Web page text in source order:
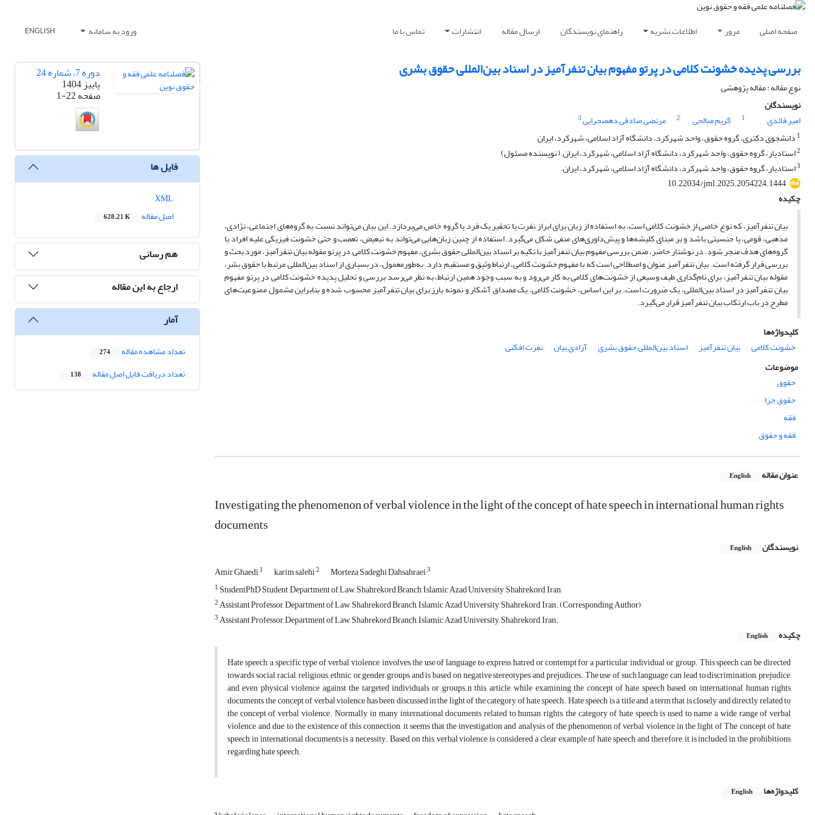
صفحه اصلی مرور اطلاعات نشریه راهنمای نویسندگان ارسال مقاله انتشارات تماس با ما ورود به سامانه ENGLISH
بررسی پدیده خشونت کلامی در پرتو مفهوم بیان تنفرآمیز در اسناد بین‌المللی حقوق بشری
نوع مقاله : مقاله پژوهشی
نویسندگان
امیر قائدی
1 کریم صالحی 2 مرتضی صادقی دهصحرایی3
1 دانشجوی دکتری، گروه حقوق، واحد شهرکرد، دانشگاه آزاد اسلامی، شهرکرد، ایران
2استادیار، گروه حقوق، واحد شهرکرد، دانشگاه آزاد اسلامی، شهرکرد، ایران.( نویسنده مسئول)
3استادیار، گروه حقوق، واحد شهرکرد، دانشگاه آزاد اسلامی، شهرکرد، ایران.
10.22034/jml.2025.2054224.1444
چکیده
بیان تنفرآمیز، که نوع خاصی از خشونت کلامی است، به استفاده از زبان برای ابراز نفرت یا تحقیر یک فرد یا گروه خاص می‌پردازد. این بیان می‌تواند نسبت به گروه‌های اجتماعی، نژادی،
مذهبی، قومی، یا جنسیتی باشد و بر مبنای کلیشه‌ها و پیش‌داوری‌های منفی شکل می‌گیرد. استفاده از چنین زبان‌هایی می‌تواند به تبعیض، تعصب و حتی خشونت فیزیکی علیه افراد یا
گروه‌های هدف منجر شود. در نوشتار حاضر، ضمن بررسی مفهوم بیان تنفرآمیز با تکیه‌ بر اسناد بین‌المللی حقوق بشری، مفهوم خشونت کلامی در پرتو مقوله بیان تنفرآمیز، مورد بحث و
بررسی قرار گرفته است. بیان تنفرآمیز عنوان و اصطلاحی است که با مفهوم خشونت کلامی، ارتباط وثیق و مستقیم دارد. به‌طورمعمول، در بسیاری از اسناد بین‌المللی مرتبط با حقوق بشر،
مقوله بیان تنفرآمیز، برای نام‌گذاری طیف وسیعی از خشونت‌های کلامی به کار می‌رود و به سبب وجود همین ارتباط، به نظر می‌رسد بررسی و تحلیل پدیده خشونت کلامی در پرتو مفهوم
بیان تنفرآمیز در اسناد بین‌المللی، یک ضرورت است. بر این اساس، خشونت کلامی، یک مصداق آشکار و نمونه بارز برای بیان تنفرآمیز محسوب شده و بنابراین مشمول ممنوعیت‌های
مطرح در باب ارتکاب بیان تنفرآمیز قرار می‌گیرد.
کلیدواژه‌ها
خشونت کلامی
بیان تنفرآمیز اسناد بین‌المللی حقوق بشری آزادی بیان
نفرت افکنی
موضوعات
حقوق
حقوق جزا
فقه
فقه و حقوق
عنوان مقاله English
Investigating the phenomenon of verbal violence in the light of the concept of hate speech in international human rights
documents
نویسندگان English
Amir Ghaedi1 karim salehi2 Morteza Sadeghi Dahsahraei3
1 StudentPhD Student, Department of Law, Shahrekord Branch, Islamic Azad University, Shahrekord, Iran
2Assistant Professor, Department of Law, Shahrekord Branch, Islamic Azad University, Shahrekord, Iran. (Corresponding Author)
3Assistant Professor, Department of Law, Shahrekord Branch, Islamic Azad University, Shahrekord, Iran.
چکیده
English
Hate speech, a specific type of verbal violence, involves the use of language to express hatred or contempt for a particular individual or group. This speech can be directed
towards social, racial, religious, ethnic, or gender groups and is based on negative stereotypes and prejudices. The use of such language can lead to discrimination, prejudice,
and even physical violence against the targeted individuals or groups.n this article, while examining the concept of hate speech based on international human rights
documents, the concept of verbal violence has been discussed in the light of the category of hate speech. Hate speech is a title and a term that is closely and directly related to
the concept of verbal violence. Normally, in many international documents related to human rights, the category of hate speech is used to name a wide range of verbal
violence, and due to the existence of this connection, it seems that the investigation and analysis of the phenomenon of verbal violence in the light of The concept of hate
speech in international documents is a necessity. Based on this, verbal violence is considered a clear example of hate speech and therefore, it is included in the prohibitions
regarding hate speech.
کلیدواژه‌ها English
دوره 7، شماره 24
پاییز 1404
صفحه1-22
فایل ها
اصل مقاله
628.21 K
هم رسانی
ارجاع به این مقاله
آمار
تعداد مشاهده مقاله 274
تعداد دریافت فایل اصل مقاله 138